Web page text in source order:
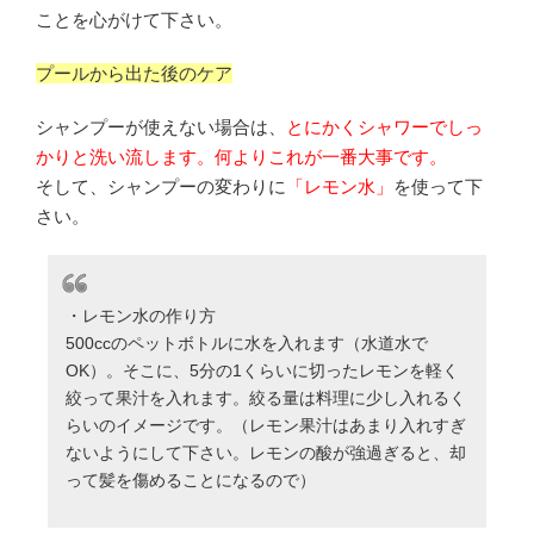
ことを心がけて下さい。
プールから出た後のケア
シャンプーが使えない場合は、
とにかくシャワーでしっ
かりと洗い流します。何よりこれが一番大事です。
そして、シャンプーの変わりに
「レモン水」
を使って下
さい。
・レモン水の作り方
500ccのペットボトルに水を入れます（水道水で
OK）。そこに、5分の1くらいに切ったレモンを軽く
絞って果汁を入れます。絞る量は料理に少し入れるく
らいのイメージです。（レモン果汁はあまり入れすぎ
ないようにして下さい。レモンの酸が強過ぎると、却
って髪を傷めることになるので）